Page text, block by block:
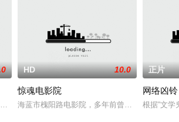
风靡欧洲各国。不久前，意大利出版了他的最新
办公室接受处罚时，遇到同样犯错的“怼信社”成
HD 10.0
惊魂电影院
海蓝市槐阳路电影院，多年前曾闹出过观众被
正片
网络凶铃
根据“文学